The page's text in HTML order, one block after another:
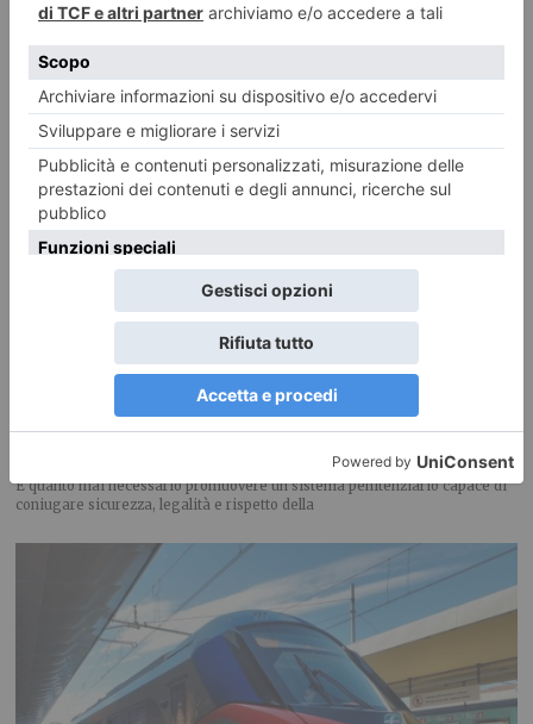
La garante dei detenuti: più diritti e garanzie di
È quanto mai necessario promuovere un sistema penitenziario capace di
coniugare sicurezza, legalità e rispetto della